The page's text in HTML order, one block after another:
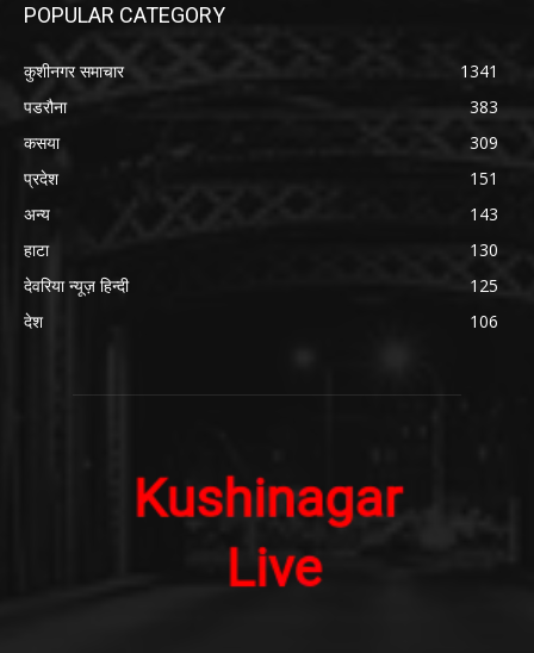
POPULAR CATEGORY
कुशीनगर समाचार
1341
पडरौना
383
कसया
309
प्रदेश
151
अन्य
143
हाटा
130
देवरिया न्यूज़ हिन्दी
125
देश
106